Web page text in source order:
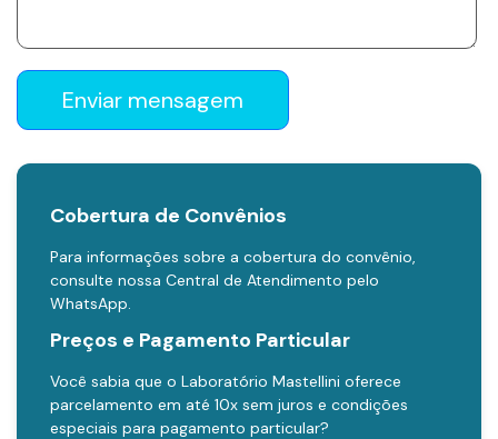
Enviar mensagem
Cobertura de Convênios
Para informações sobre a cobertura do convênio,
consulte nossa Central de Atendimento pelo
WhatsApp.
Preços e Pagamento Particular
Você sabia que o Laboratório Mastellini oferece
parcelamento em até 10x sem juros e condições
especiais para pagamento particular?